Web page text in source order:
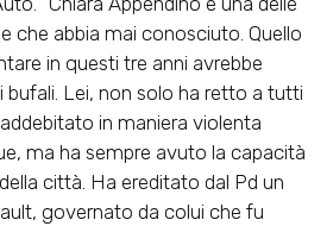
che abbia mai conosciuto. Quello
in questi tre anni avrebbe
bufali. Lei, non solo ha retto a tutti
in maniera violenta
ma ha sempre avuto la capacità
città. Ha ereditato dal Pd un
governato da colui che fu